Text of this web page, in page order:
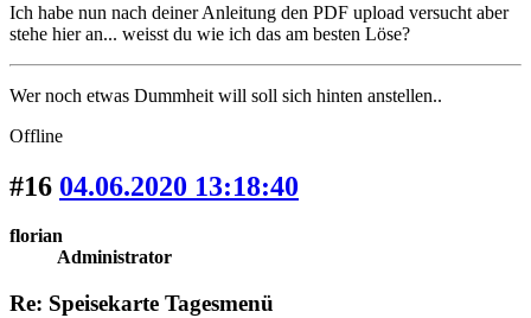
Ich habe nun nach deiner Anleitung den PDF upload versucht aber
stehe hier an... weisst du wie ich das am besten Löse?
Wer noch etwas Dummheit will soll sich hinten anstellen..
Offline
#16 04.06.2020 13:18:40
florian
Administrator
Re: Speisekarte Tagesmenü